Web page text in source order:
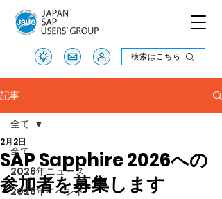
検索はこちら
検索はこちら
記事
全て
2026年ニュース
2026年イベント
全て
SAP Sapphire 2026への
参加者を募集します
2月2日